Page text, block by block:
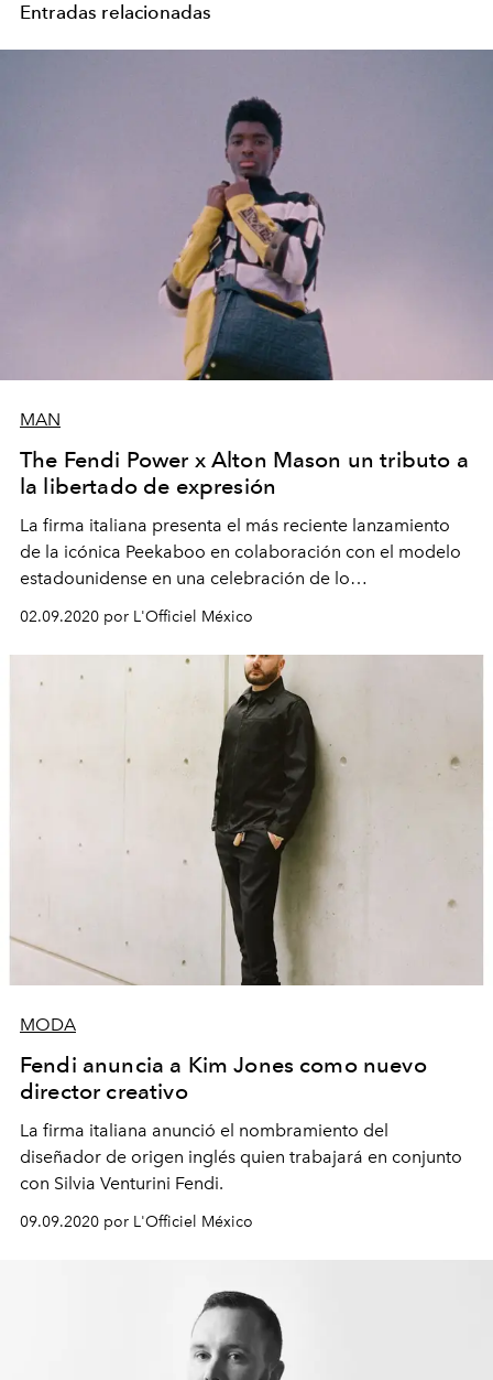
Entradas relacionadas
MAN
The Fendi Power x Alton Mason un tributo a
la libertado de expresión
La firma italiana presenta el más reciente lanzamiento
de la icónica Peekaboo en colaboración con el modelo
estadounidense en una celebración de lo
verdaderamente auténtico.
02.09.2020 por L'Officiel México
MODA
Fendi anuncia a Kim Jones como nuevo
director creativo
La firma italiana anunció el nombramiento del
diseñador de origen inglés quien trabajará en conjunto
con Silvia Venturini Fendi.
09.09.2020 por L'Officiel México